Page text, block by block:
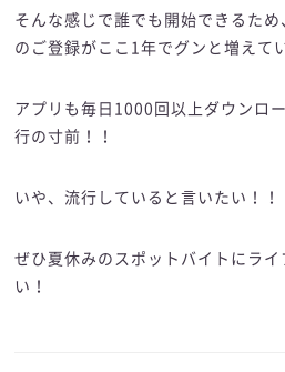
そんな感じで誰でも開始できるた
のご登録がここ1年でグンと増えて
アプリも毎日1000回以上ダウンロ
行の寸前！！
いや、流行していると言いたい！！
ぜひ夏休みのスポットバイトにラ
い！